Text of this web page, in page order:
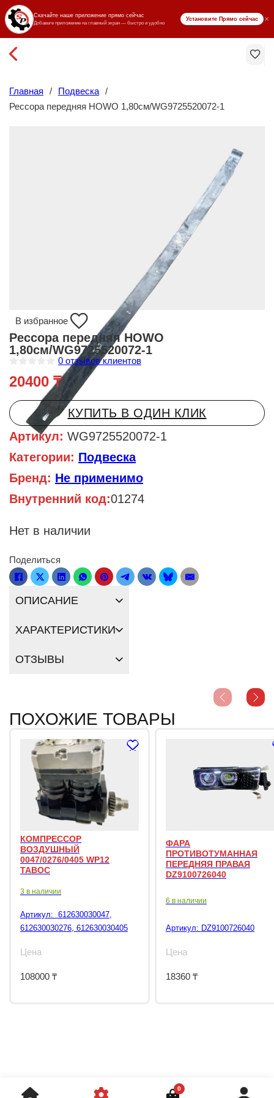
₸ KZT
Главная / Подвеска /
Рессора передняя HOWO 1,80см/WG9725520072-1
В избранное
Рессора передняя HOWO
1,80см/WG9725520072-1
ц
е
к
а
0
и
з
5
0 отзывов клиентов
20400 ₸
КУПИТЬ В ОДИН КЛИК
Артикул: WG9725520072-1
Категории: Подвеска
Бренд: Не применимо
Внутренний код:01274
Нет в наличии
Поделиться
ОПИСАНИЕ
ХАРАКТЕРИСТИКИ
ОТЗЫВЫ
ПОХОЖИЕ ТОВАРЫ
КОМПРЕССОР
ВОЗДУШНЫЙ
0047/0276/0405 WP12
TABOC
3 в наличии
Артикул: 612630030047,
612630030276, 612630030405
Цена
108000 ₸
ФАРА
ПРОТИВОТУМАННАЯ
ПЕРЕДНЯЯ ПРАВАЯ
DZ9100726040
6 в наличии
Артикул: DZ9100726040
Цена
18360 ₸
0